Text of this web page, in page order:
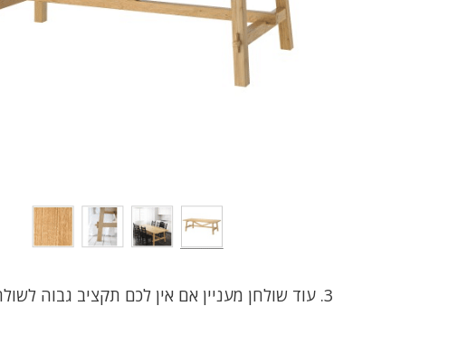
עוד שולחן מעניין אם אין לכם תקציב גבוה